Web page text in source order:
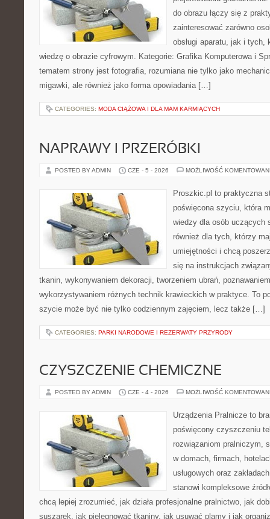
do obrazu łączy się z
zainteresować zarówno
obsługi aparatu, jak i
wiedzę o obrazie cyfrowym. Kategorie: Grafika Komputerowa i
tematem strony jest fotografia, rozumiana nie tylko jako
migawki, ale również jako forma opowiadania […]
CATEGORIES: MODA CIĄŻOWA I DLA MAM KARMIĄCYCH
NAPRAWY I PRZERÓBKI
POSTED BY ADMIN CZE - 5 - 2026 MOŻLIWOŚĆ
Proszkic.pl to praktyczna
poświęcona szyciu, która
wiedzy dla osób uczących
również dla tych, którzy
umiejętności i chcą
się na instrukcjach
tkanin, wykonywaniem dekoracji, tworzeniem ubrań,
wykorzystywaniem różnych technik krawieckich w praktyce. To
szycie może być nie tylko codziennym zajęciem, lecz także […]
CATEGORIES: PARKI NARODOWE I REZERWATY PRZYRODY
CZYSZCZENIE CHEMICZNE
POSTED BY ADMIN CZE - 4 - 2026 MOŻLIWOŚĆ
Urządzenia Pralnicze to
poświęcony czyszczeniu
rozwiązaniom pralniczym,
w domach, firmach,
usługowych oraz
stanowi kompleksowe
chcą lepiej zrozumieć, jak działa profesjonalne pralnictwo, jak
suszarek, jak pielęgnować tkaniny, jak usuwać plamy i jak